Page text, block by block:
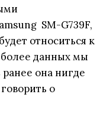
SM-G739F,
относиться к
более данных мы
она нигде
о